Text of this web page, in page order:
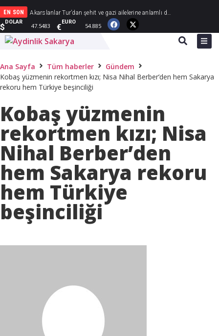
EN SON Demetoğlu Ailesinin mutlu günü
$
DOLAR
47.5483 €
EURO
54.885
Ana Sayfa Tüm haberler
Gündem
Kobaş yüzmenin rekortmen kızı; Nisa Nihal Berber’den hem Sakarya
rekoru hem Türkiye beşinciliği
Kobaş yüzmenin
rekortmen kızı; Nisa
Nihal Berber’den
hem Sakarya rekoru
hem Türkiye
beşinciliği